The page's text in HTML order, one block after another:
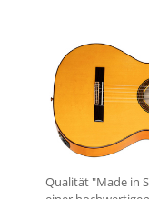
Qualität "Made in